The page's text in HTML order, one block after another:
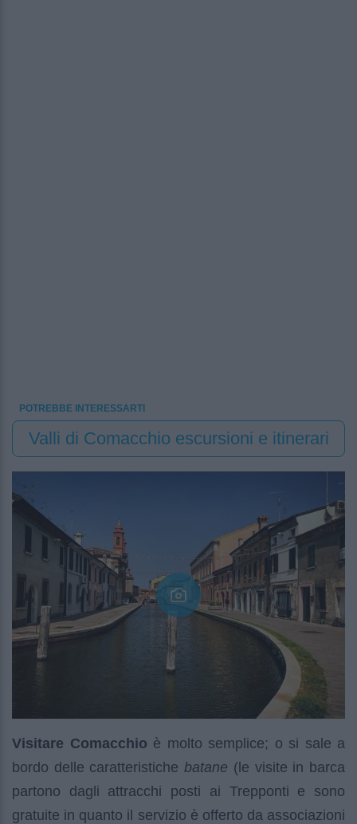
POTREBBE INTERESSARTI
Valli di Comacchio escursioni e itinerari
Visitare Comacchio è molto semplice; o si sale a
bordo delle caratteristiche batane (le visite in barca
partono dagli attracchi posti ai Trepponti e sono
gratuite in quanto il servizio è offerto da associazioni